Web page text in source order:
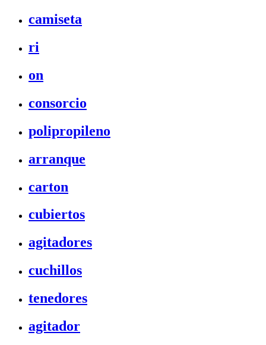
camiseta
ri
on
consorcio
polipropileno
arranque
carton
cubiertos
agitadores
cuchillos
tenedores
agitador